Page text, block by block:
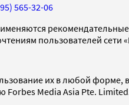
565-32-06
пользователей
их в любой
Forbes Media Asia Pte.